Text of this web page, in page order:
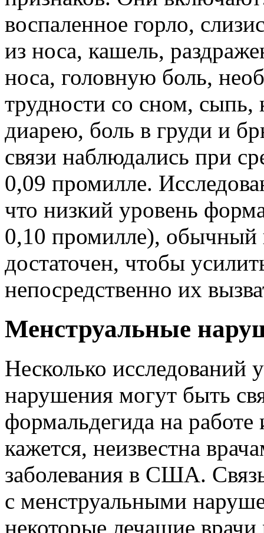
воспаленное горло,
из носа, кашель,
носа, головную боль,
трудности со сном, сыпь,
диарею, боль в груди и
связи наблюдались при
0,09 промилле.
что низкий уровень
0,10 промилле),
достаточен, чтобы
непосредственно их
Менструальные
Несколько исследований
нарушения могут быть
формальдегида на
кажется, неизвестна
заболевания в США.
с менструальными
некоторые лечащие